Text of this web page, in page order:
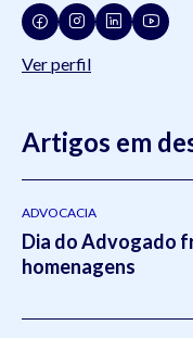
Ver perfil
Artigos em
ADVOCACIA
Dia do Advogado
homenagens